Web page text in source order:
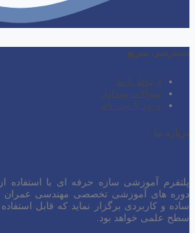
دسترسی سریع
ارتباط با ما
سوالات متداول
ورود یا ثبت نام
درباره ما :
پلتفرم آموزشی سازه حرفه ای با استفاده
دوره های آموزشی تخصصی مهندسی عمران و
ساده و کاربردی برگزار نماید که قابل
سطح علمی خواهد بود.